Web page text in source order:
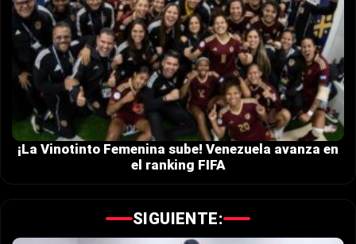
¡La Vinotinto Femenina sube! Venezuela avanza en
el ranking FIFA
SIGUIENTE: